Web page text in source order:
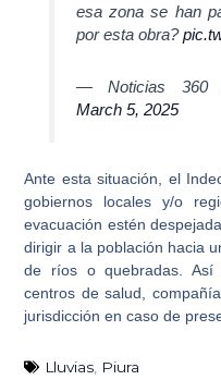
esa zona se han
por esta obra?
— Noticias 360
March 5, 2025
Ante esta situación, el
gobiernos locales y/o
evacuación estén
dirigir a la población hacia
de ríos o quebradas. Así
centros de salud,
jurisdicción en caso de
Lluvias Piura